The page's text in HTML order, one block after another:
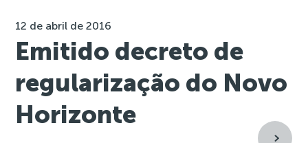
12 de abril de 2016
Emitido decreto de
regularização do Novo
Horizonte